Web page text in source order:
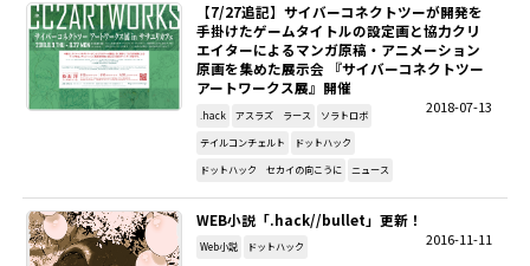
【7/27追記】サイバーコネクトツーが開発を
手掛けたゲームタイトルの設定画と協力クリ
エイターによるマンガ原稿・アニメーション
原画を集めた展示会 『サイバーコネクトツー
アートワークス展』開催
2018-07-13
.hack アスラズ ラース ソラトロボ
テイルコンチェルト ドットハック
ドットハック セカイの向こうに ニュース
WEB小説「.hack//bullet」更新！
2016-11-11
Web小説 ドットハック